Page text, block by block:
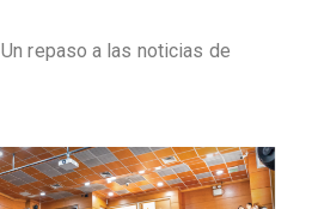
Un repaso a las noticias de